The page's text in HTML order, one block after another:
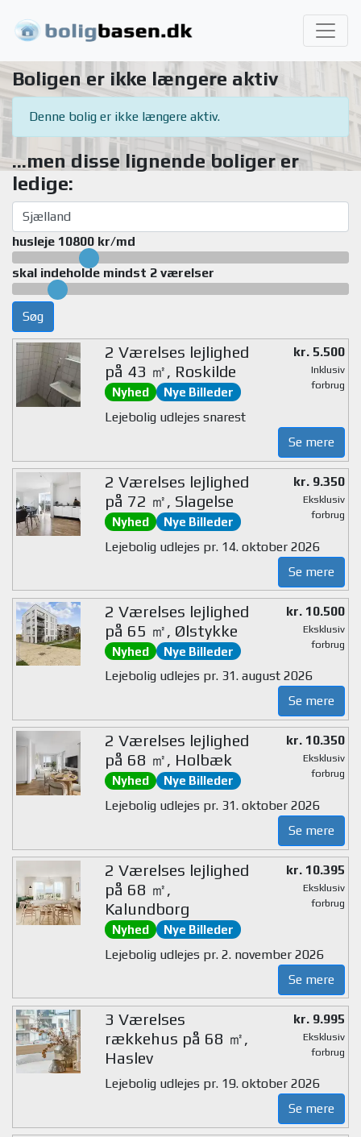
Boligen er ikke længere aktiv
Denne bolig er ikke længere aktiv.
...men disse lignende boliger er
ledige:
husleje 10800 kr/md
skal indeholde mindst 2 værelser
Søg
2 Værelses lejlighed
på 43 ㎡, Roskilde
Nyhed Nye Billeder
kr. 5.500
Inklusiv
forbrug
Lejebolig udlejes snarest
Se mere
2 Værelses lejlighed
på 72 ㎡, Slagelse
Nyhed Nye Billeder
kr. 9.350
Eksklusiv
forbrug
Lejebolig udlejes pr. 14. oktober 2026
Se mere
2 Værelses lejlighed
på 65 ㎡, Ølstykke
Nyhed Nye Billeder
kr. 10.500
Eksklusiv
forbrug
Lejebolig udlejes pr. 31. august 2026
Se mere
2 Værelses lejlighed
på 68 ㎡, Holbæk
Nyhed Nye Billeder
kr. 10.350
Eksklusiv
forbrug
Lejebolig udlejes pr. 31. oktober 2026
Se mere
2 Værelses lejlighed
på 68 ㎡,
Kalundborg
Nyhed Nye Billeder
kr. 10.395
Eksklusiv
forbrug
Lejebolig udlejes pr. 2. november 2026
Se mere
3 Værelses
rækkehus på 68 ㎡,
Haslev
kr. 9.995
Eksklusiv
forbrug
Lejebolig udlejes pr. 19. oktober 2026
Se mere